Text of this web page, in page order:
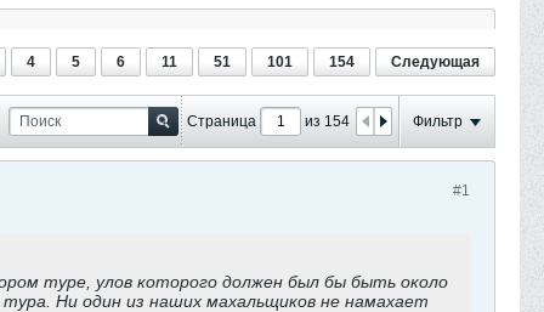
4 5 6 11 51 101 154 Следующая
Страница из 154 Фильтр
#1
туре, улов которого должен был бы быть около
Ни один из наших махальщиков не намахает